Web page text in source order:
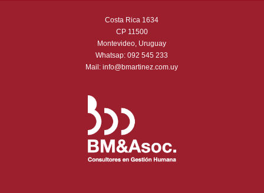
Costa Rica 1634
CP 11500
Montevideo, Uruguay
Whatsap:092 545 233
Mail:info@bmartinez.com.uy